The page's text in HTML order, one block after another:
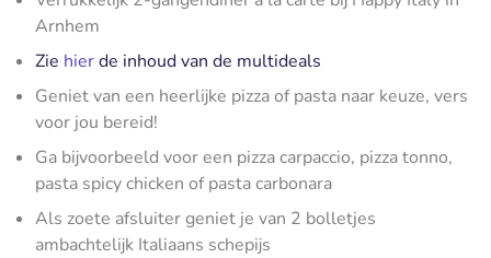
Arnhem
Zie hierde inhoud van de multideals
Geniet van een heerlijke pizza of pasta naar keuze, vers
voor jou bereid!
Ga bijvoorbeeld voor een pizza carpaccio, pizza tonno,
pasta spicy chicken of pasta carbonara
Als zoete afsluiter geniet je van 2 bolletjes
ambachtelijk Italiaans schepijs